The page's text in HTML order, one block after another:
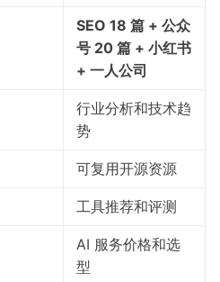
SEO 18 篇 + 公众
号 20 篇 + 小红书
+ 一人公司
行业分析和技术趋
势
可复用开源资源
工具推荐和评测
AI 服务价格和选
型